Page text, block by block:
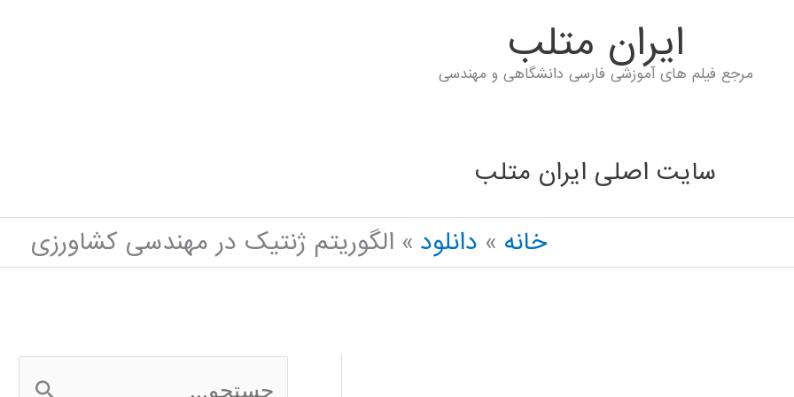
ايران متلب
مرجع فیلم های آموزشی فارسی دانشگاهی و مهندسی
سایت اصلی ایران متلب
خانه
دانلود الگوریتم ژنتیک در مهندسی کشاورزی